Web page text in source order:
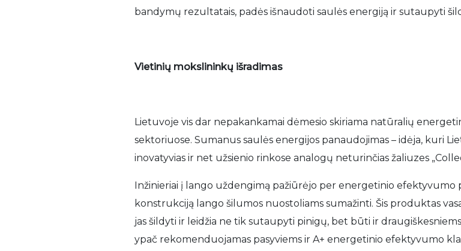
bandymų rezultatais, padės išnaudoti saulės energiją ir sutaupyti
Vietinių mokslininkų išradimas
Lietuvoje vis dar nepakankamai dėmesio skiriama natūralių
sektoriuose. Sumanus saulės energijos panaudojimas – idėja, kuri
inovatyvias ir net užsienio rinkose analogų neturinčias žaliuzes
Inžinieriai į lango uždengimą pažiūrėjo per energetinio efektyvumo
konstrukciją lango šilumos nuostoliams sumažinti. Šis produktas
jas šildyti ir leidžia ne tik sutaupyti pinigų, bet būti ir
ypač rekomenduojamas pasyviems ir A+ energetinio efektyvumo